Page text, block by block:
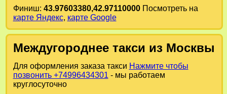
Финиш: 43.97603380,42.97110000Посмотреть на
карте Яндекс, карте Google
Междугороднее такси из Москвы
Для оформления заказа такси Нажмите чтобы
позвонить +74996434301 - мы работаем
круглосуточно